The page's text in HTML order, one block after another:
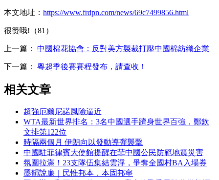
本文地址： https://www.frdpn.com/news/69c7499856.html
很赞哦!（81）
上一篇： 中國棉花協會：反對美方製裁打壓中國棉紡織企業
下一篇： 粵超季後賽賽程發布，請查收！
相关文章
超強厄爾尼諾風險逼近
WTA最新世界排名：3名中國選手躋身世界百強，鄭欽
文排第122位
時隔兩個月 伊朗向以發動導彈襲擊
中國駐菲律賓大使館提醒在菲中國公民防範地震災害
氛圍拉滿！23支隊伍集結雲浮，爭奪全國村BA入場券
墨韻說廉｜民惟邦本，本固邦寧